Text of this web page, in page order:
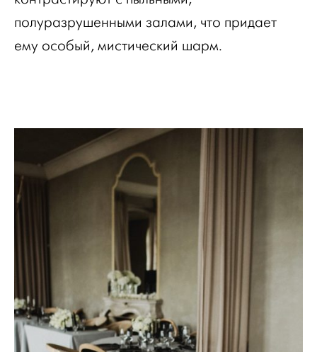
полуразрушенными залами, что придает
ему особый, мистический шарм.